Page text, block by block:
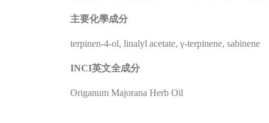
主要化學成分
terpinen-4-ol, linalyl acetate, γ-terpinene, sabinene
INCI英文全成分
Origanum Majorana Herb Oil